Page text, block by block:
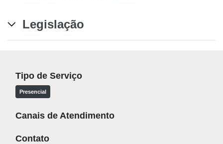
Legislação
Tipo de Serviço
Presencial
Canais de Atendimento
Contato